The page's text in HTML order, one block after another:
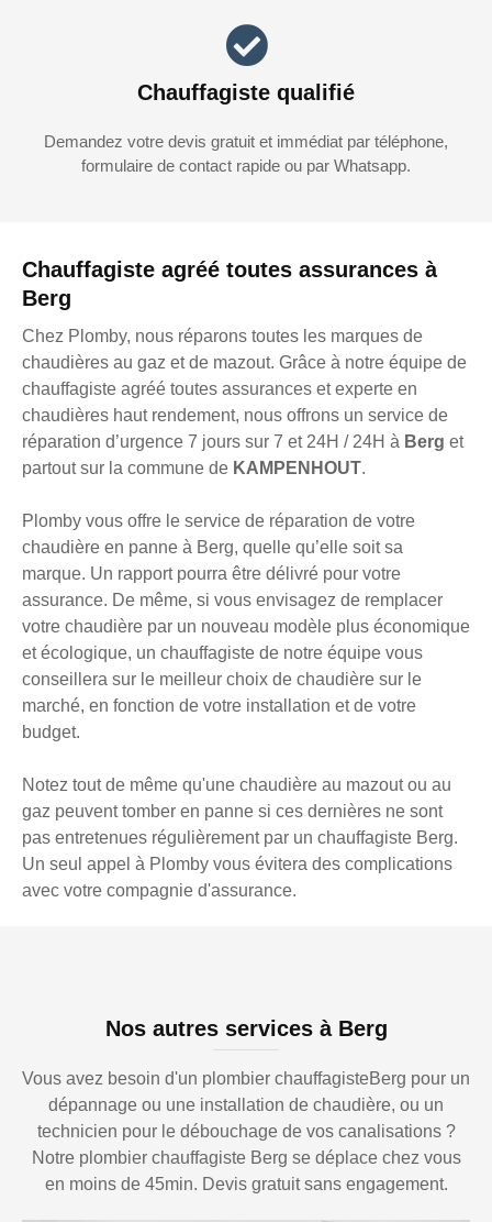
Chauffagiste agréé toutes assurances à
Berg
Chez Plomby, nous réparons toutes les marques de
chaudières au gaz et de mazout. Grâce à notre équipe de
chauffagiste agréé toutes assurances et experte en
chaudières haut rendement, nous offrons un service de
réparation d’urgence 7 jours sur 7 et 24H / 24H à Berg et
partout sur la commune de KAMPENHOUT.
Plomby vous offre le service de réparation de votre
chaudière en panne à Berg, quelle qu’elle soit sa
marque. Un rapport pourra être délivré pour votre
assurance. De même, si vous envisagez de remplacer
votre chaudière par un nouveau modèle plus économique
et écologique, un chauffagiste de notre équipe vous
conseillera sur le meilleur choix de chaudière sur le
marché, en fonction de votre installation et de votre
budget.
Notez tout de même qu'une chaudière au mazout ou au
gaz peuvent tomber en panne si ces dernières ne sont
pas entretenues régulièrement par un chauffagiste Berg.
Un seul appel à Plomby vous évitera des complications
avec votre compagnie d'assurance.
Chauffagiste qualifié
Demandez votre devis gratuit et immédiat par téléphone,
formulaire de contact rapide ou par Whatsapp.
Nos autres services à Berg
Vous avez besoin d'un plombier chauffagisteBerg pour un
dépannage ou une installation de chaudière, ou un
technicien pour le débouchage de vos canalisations ?
Notre plombier chauffagiste Berg se déplace chez vous
en moins de 45min. Devis gratuit sans engagement.